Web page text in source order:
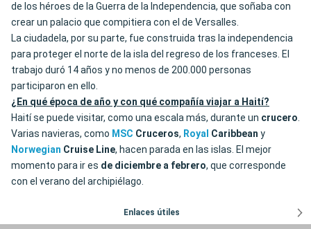
de los héroes de la Guerra de la Independencia, que soñaba con
crear un palacio que compitiera con el de Versalles.
La ciudadela, por su parte, fue construida tras la independencia
para proteger el norte de la isla del regreso de los franceses. El
trabajo duró 14 años y no menos de 200.000 personas
participaron en ello.
¿En qué época de año y con qué compañía viajar a Haití?
Haití se puede visitar, como una escala más, durante un crucero.
Varias navieras, como MSC Cruceros, Royal Caribbean y
Norwegian Cruise Line, hacen parada en las islas. El mejor
momento para ir es de diciembre a febrero, que corresponde
con el verano del archipiélago.
Enlaces útiles